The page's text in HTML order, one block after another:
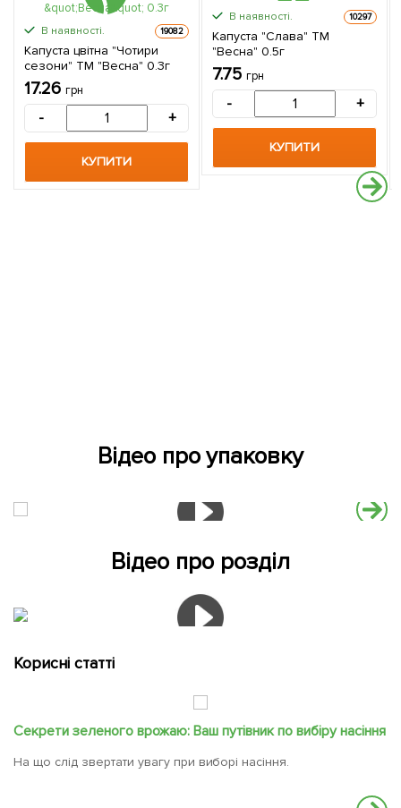
В наявності. 19082
Капуста цвітна "Чотири
сезони" ТМ "Весна" 0.3г
17.26 грн
- +
КУПИТИ
В наявності. 10297
Капуста "Слава" ТМ
"Весна" 0.5г
7.75 грн
- +
КУПИТИ
Відео про упаковку
Відео про розділ
Корисні статті
Секрети зеленого врожаю: Ваш путівник по вибіру насіння
На що слід звертати увагу при виборі насіння.